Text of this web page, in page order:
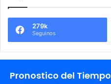
279k
Seguinos
Pronostico del Tiempo